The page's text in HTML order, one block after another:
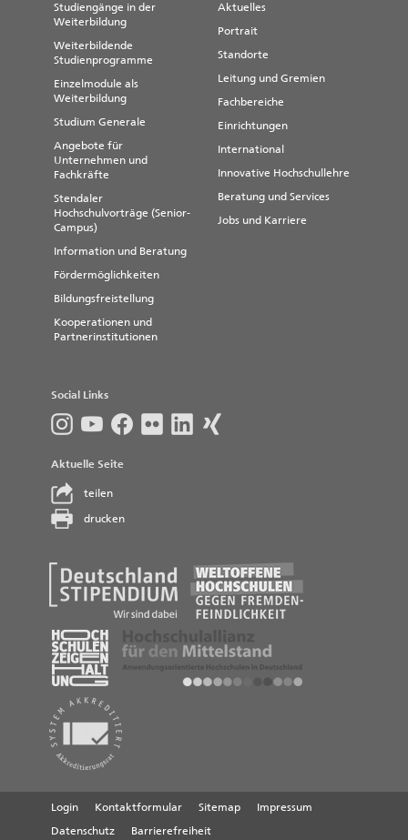
Studiengänge in der
Weiterbildung
Weiterbildende
Studienprogramme
Einzelmodule als
Weiterbildung
Studium Generale
Angebote für
Unternehmen und
Fachkräfte
Stendaler
Hochschulvorträge (Senior-
Campus)
Information und Beratung
Fördermöglichkeiten
Bildungsfreistellung
Kooperationen und
Partnerinstitutionen
Aktuelles
Portrait
Standorte
Leitung und Gremien
Fachbereiche
Einrichtungen
International
Innovative Hochschullehre
Beratung und Services
Jobs und Karriere
Social Links
Aktuelle Seite
teilen
drucken
Login Kontaktformular Sitemap
Impressum
Datenschutz
Barrierefreiheit